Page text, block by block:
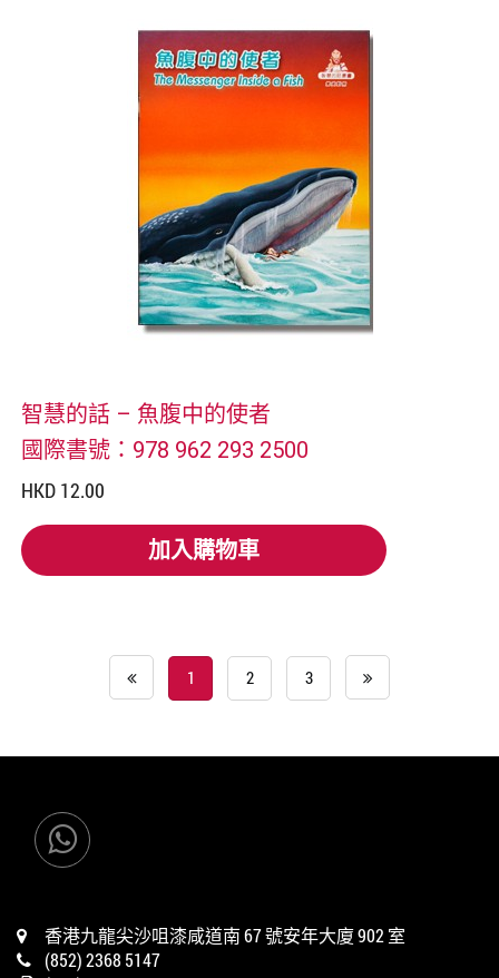
智慧的話 – 魚腹中的使者
國際書號：978 962 293 2500
HKD 12.00
加入購物車
加入購物車
1 2 3
香港九龍尖沙咀漆咸道南 67 號安年大廈 902 室
(852) 2368 5147